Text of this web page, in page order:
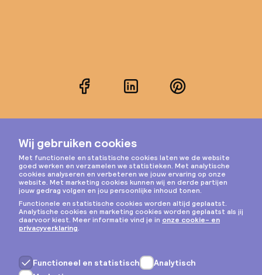
FacebookLinkedInPinterest
Instagram
Privacy & cookies
Algemene voorwaarden